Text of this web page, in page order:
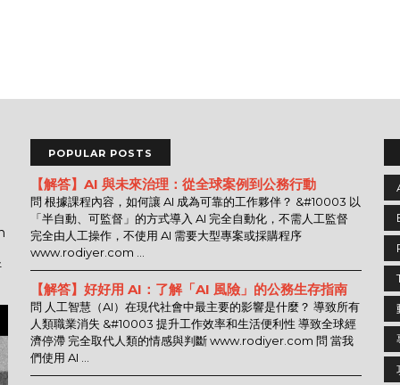
POPULAR POSTS
【解答】AI 與未來治理：從全球案例到公務行動
問 根據課程內容，如何讓 AI 成為可靠的工作夥伴？ &#10003 以
「半自動、可監督」的方式導入 AI 完全自動化，不需人工監督
完全由人工操作，不使用 AI 需要大型專案或採購程序
www.rodiyer.com ...
【解答】好好用 AI：了解「AI 風險」的公務生存指南
問 人工智慧（AI）在現代社會中最主要的影響是什麼？ 導致所有
人類職業消失 &#10003 提升工作效率和生活便利性 導致全球經
濟停滯 完全取代人類的情感與判斷 www.rodiyer.com 問 當我
們使用 AI ...